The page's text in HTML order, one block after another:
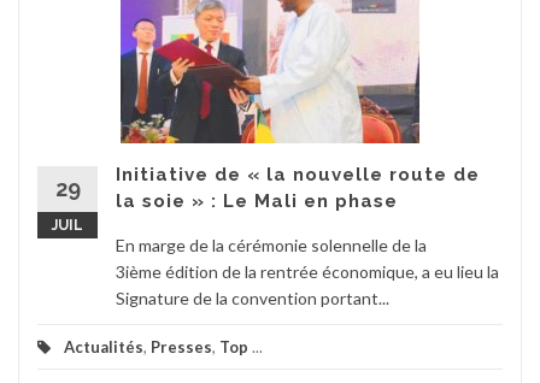
29
JUIL
Initiative de « la nouvelle route de
la soie » : Le Mali en phase
En marge de la cérémonie solennelle de la
3ième édition de la rentrée économique, a eu lieu la
Signature de la convention portant...
Actualités, Presses, Top ...